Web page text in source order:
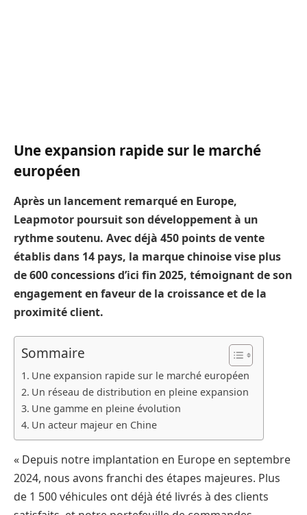
Une expansion rapide sur le marché
européen
Après un lancement remarqué en Europe,
Leapmotor poursuit son développement à un
rythme soutenu. Avec déjà 450 points de vente
établis dans 14 pays, la marque chinoise vise plus
de 600 concessions d’ici fin 2025, témoignant de son
engagement en faveur de la croissance et de la
proximité client.
Sommaire
Une expansion rapide sur le marché européen
Un réseau de distribution en pleine expansion
Une gamme en pleine évolution
Un acteur majeur en Chine
« Depuis notre implantation en Europe en septembre
2024, nous avons franchi des étapes majeures. Plus
de 1 500 véhicules ont déjà été livrés à des clients